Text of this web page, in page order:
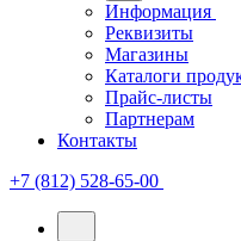
Информация
Реквизиты
Магазины
Каталоги
Прайс-листы
Партнерам
Контакты
+7 (812) 528-65-00